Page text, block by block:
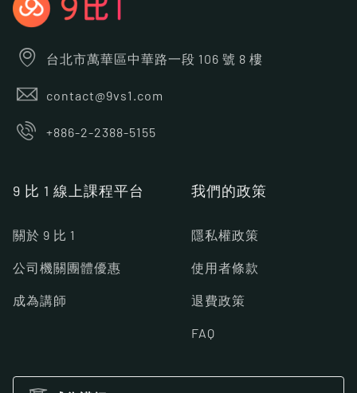
台北市萬華區中華路一段 106 號 8 樓
contact@9vs1.com
+886-2-2388-5155
9 比 1 線上課程平台
關於 9 比 1
公司機關團體優惠
成為講師
我們的政策
隱私權政策
使用者條款
退費政策
FAQ